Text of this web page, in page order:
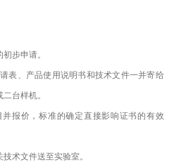
步申请。
表、产品使用说明书和技术文件一并寄给
台样机。
报价，标准的确定直接影响证书的有效
术文件送至实验室。